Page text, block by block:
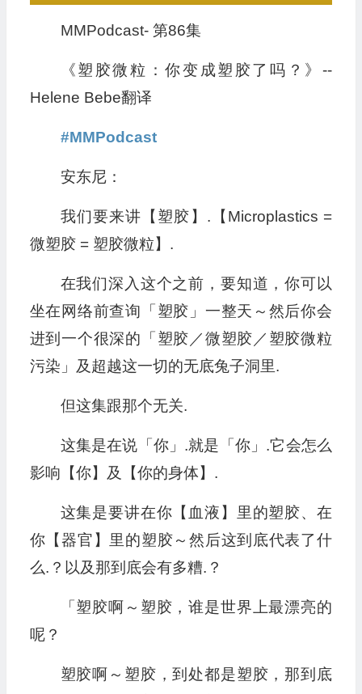
MMPodcast- 第86集
《塑胶微粒：你变成塑胶了吗？》--
Helene Bebe翻译
#MMPodcast
安东尼：
我们要来讲【塑胶】.【Microplastics =
微塑胶 = 塑胶微粒】.
在我们深入这个之前，要知道，你可以
坐在网络前查询「塑胶」一整天～然后你会
进到一个很深的「塑胶／微塑胶／塑胶微粒
污染」及超越这一切的无底兔子洞里.
但这集跟那个无关.
这集是在说「你」.就是「你」.它会怎么
影响【你】及【你的身体】.
这集是要讲在你【血液】里的塑胶、在
你【器官】里的塑胶～然后这到底代表了什
么.？以及那到底会有多糟.？
「塑胶啊～塑胶，谁是世界上最漂亮的
呢？
塑胶啊～塑胶，到处都是塑胶，那到底